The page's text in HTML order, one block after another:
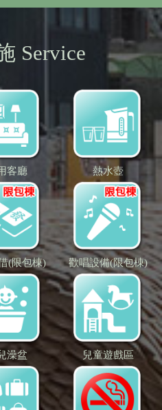
Service
客廳 熱水壺
(限包棟) 歡唱設備(限包棟)
澡盆 兒童遊戲區